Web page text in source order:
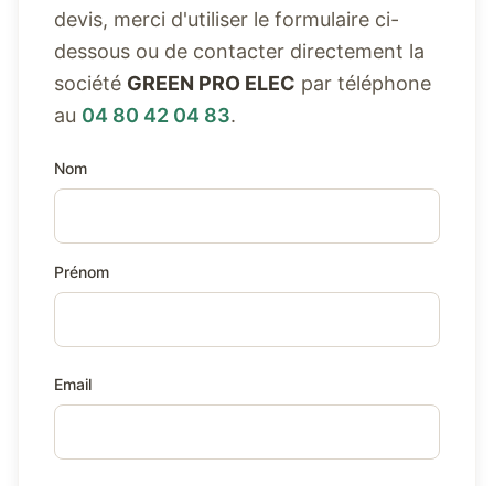
devis, merci d'utiliser le formulaire ci-
dessous ou de contacter directement la
société GREEN PRO ELEC par téléphone
au 04 80 42 04 83.
Nom
Prénom
Email